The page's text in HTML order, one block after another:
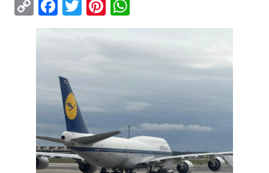
Copy
Link
Facebook
TwitterPinterest